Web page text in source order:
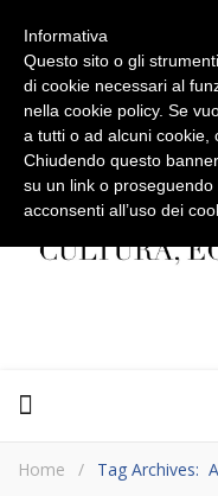
Home / Tag Archives:
Informativa
Questo sito o gli
di cookie necessari al
nella cookie policy. Se
a tutti o ad alcuni cookie,
Chiudendo questo
su un link o proseguendo
acconsenti all’uso dei